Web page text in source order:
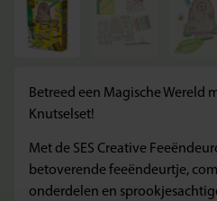
Betreed een Magische Wereld
Knutselset!
Met de SES Creative
betoverende feeëndeurtje,
onderdelen en